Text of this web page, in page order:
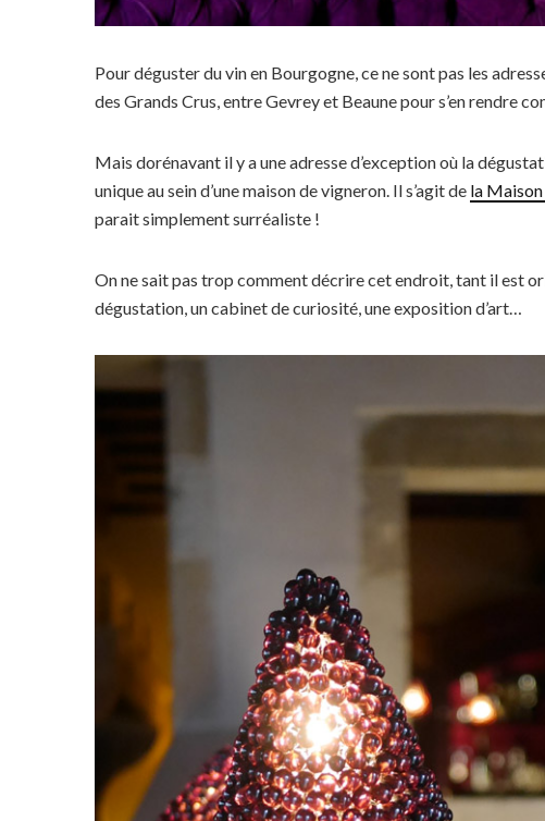
Pour déguster du vin en Bourgogne, ce ne sont pas les
des Grands Crus, entre Gevrey et Beaune pour s’en rendre
Mais dorénavant il y a une adresse d’exception où la
unique au sein d’une maison de vigneron. Il s’agit de la
parait simplement surréaliste !
On ne sait pas trop comment décrire cet endroit, tant il est
dégustation, un cabinet de curiosité, une exposition d’art…